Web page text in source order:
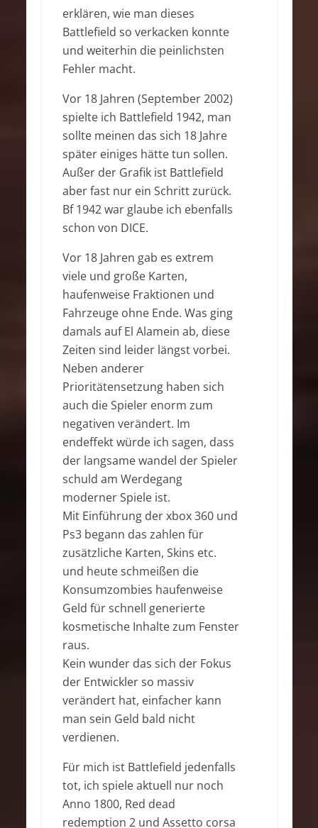
erklären, wie man dieses
Battlefield so verkacken konnte
und weiterhin die peinlichsten
Fehler macht.
Vor 18 Jahren (September 2002)
spielte ich Battlefield 1942, man
sollte meinen das sich 18 Jahre
später einiges hätte tun sollen.
Außer der Grafik ist Battlefield
aber fast nur ein Schritt zurück.
Bf 1942 war glaube ich ebenfalls
schon von DICE.
Vor 18 Jahren gab es extrem
viele und große Karten,
haufenweise Fraktionen und
Fahrzeuge ohne Ende. Was ging
damals auf El Alamein ab, diese
Zeiten sind leider längst vorbei.
Neben anderer
Prioritätensetzung haben sich
auch die Spieler enorm zum
negativen verändert. Im
endeffekt würde ich sagen, dass
der langsame wandel der Spieler
schuld am Werdegang
moderner Spiele ist.
Mit Einführung der xbox 360 und
Ps3 begann das zahlen für
zusätzliche Karten, Skins etc.
und heute schmeißen die
Konsumzombies haufenweise
Geld für schnell generierte
kosmetische Inhalte zum Fenster
raus.
Kein wunder das sich der Fokus
der Entwickler so massiv
verändert hat, einfacher kann
man sein Geld bald nicht
verdienen.
Für mich ist Battlefield jedenfalls
tot, ich spiele aktuell nur noch
Anno 1800, Red dead
redemption 2 und Assetto corsa